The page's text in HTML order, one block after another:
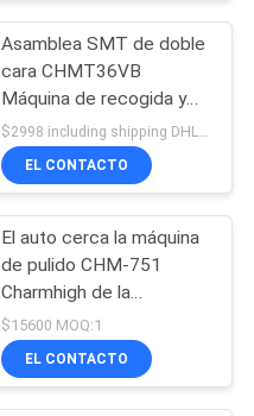
Asamblea SMT de doble
cara CHMT36VB
Máquina de recogida y
colocación de escritorio
EL CONTACTO
El auto cerca la máquina
de pulido CHM-751
Charmhigh de la
asamblea con barandilla
del PWB del tornillo 6
cabezas
$15600 MOQ:1
EL CONTACTO